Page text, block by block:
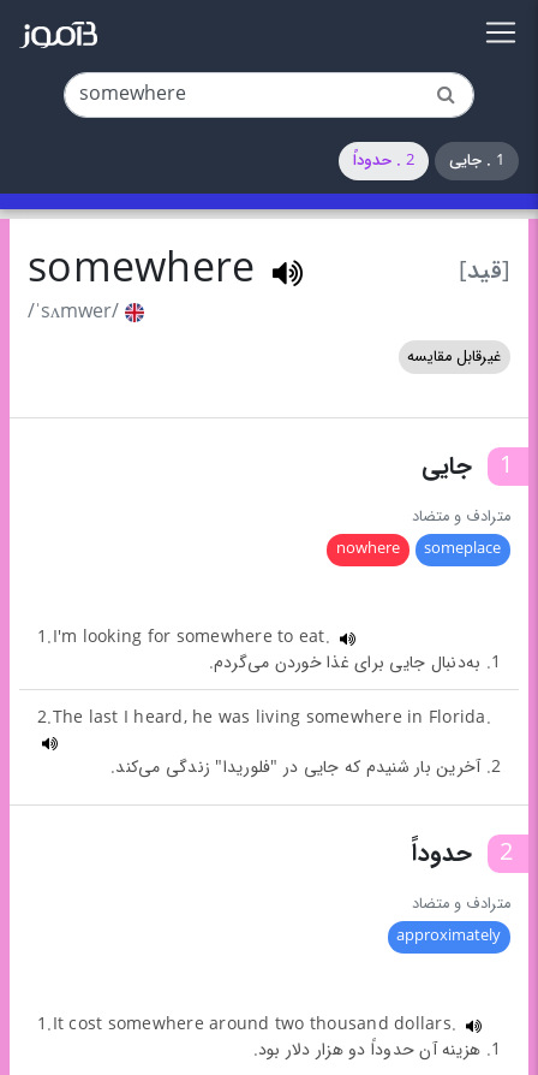
1 . جایی 2 . حدوداً
[قید] somewhere
/ˈsʌmwer/
غیرقابل مقایسه
1 جایی
مترادف و متضاد
someplace
nowhere
1.I'm looking for somewhere to eat.
1. به‌دنبال جایی برای غذا خوردن می‌گردم.
2.The last I heard, he was living somewhere in Florida.
2. آخرین بار شنیدم که جایی در "فلوریدا" زندگی می‌کند.
2 حدوداً
مترادف و متضاد
approximately
1.It cost somewhere around two thousand dollars.
1. هزینه آن حدوداً دو هزار دلار بود.